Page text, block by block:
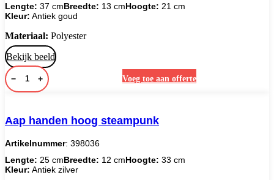
Lengte: 37 cmBreedte: 13 cmHoogte: 21 cm
Kleur: Antiek goud
Materiaal: Polyester
Bekijk beeld
− + Voeg toe aan offerte
Aap handen hoog steampunk
Artikelnummer: 398036
Lengte: 25 cmBreedte: 12 cmHoogte: 33 cm
Kleur: Antiek zilver